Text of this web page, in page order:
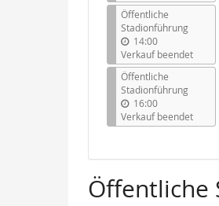
Öffentliche
Stadionführung
14:00
Verkauf beendet
Öffentliche
Stadionführung
16:00
Verkauf beendet
Öffentliche